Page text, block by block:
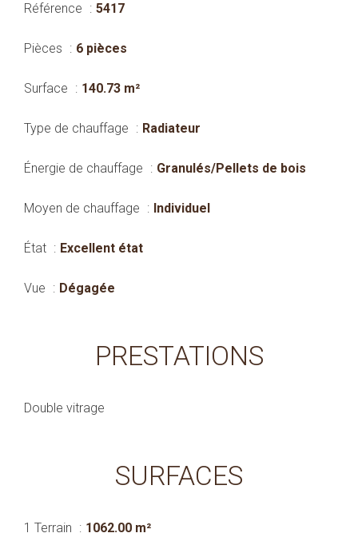
Référence 5417
Pièces 6 pièces
Surface 140.73 m²
Type de chauffage Radiateur
Énergie de chauffage Granulés/Pellets de bois
Moyen de chauffage Individuel
État Excellent état
Vue Dégagée
PRESTATIONS
Double vitrage
SURFACES
1 Terrain 1062.00 m²